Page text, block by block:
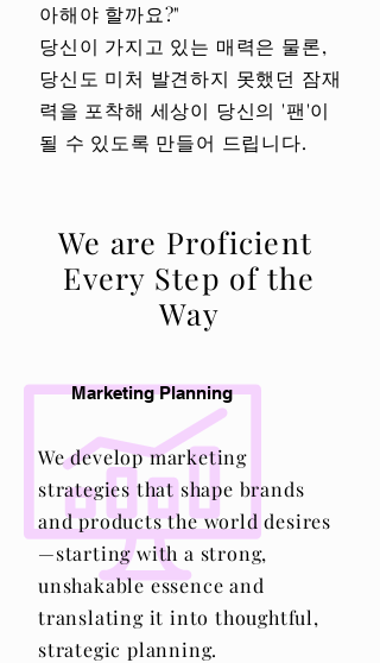
아해야 할까요?"
당신이 가지고 있는 매력은 물론,
당신도 미처 발견하지 못했던 잠재
력을 포착해 세상이 당신의 '팬'이
될 수 있도록 만들어 드립니다.
We are Proficient
Every Step of the
Way
Marketing Planning
We develop marketing
strategies that shape brands
and products the world desires
—starting with a strong,
unshakable essence and
translating it into thoughtful,
strategic planning.